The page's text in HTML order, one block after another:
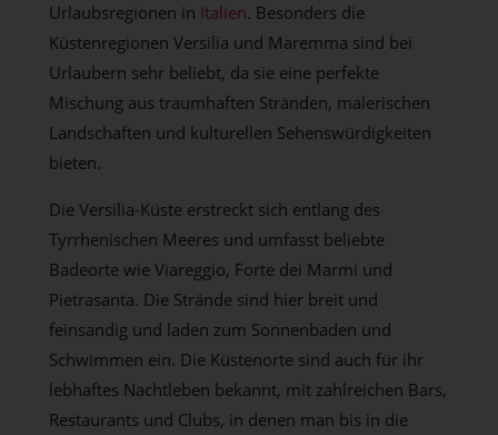
Urlaubsregionen in Italien. Besonders die
Küstenregionen Versilia und Maremma sind bei
Urlaubern sehr beliebt, da sie eine perfekte
Mischung aus traumhaften Stränden, malerischen
Landschaften und kulturellen Sehenswürdigkeiten
bieten.
Die Versilia-Küste erstreckt sich entlang des
Tyrrhenischen Meeres und umfasst beliebte
Badeorte wie Viareggio, Forte dei Marmi und
Pietrasanta. Die Strände sind hier breit und
feinsandig und laden zum Sonnenbaden und
Schwimmen ein. Die Küstenorte sind auch für ihr
lebhaftes Nachtleben bekannt, mit zahlreichen Bars,
Restaurants und Clubs, in denen man bis in die